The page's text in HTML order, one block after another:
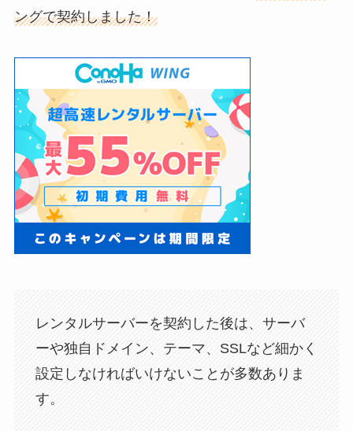
ングで契約しました！
レンタルサーバーを契約した後は、サーバ
ーや独自ドメイン、テーマ、SSLなど細かく
設定しなければいけないことが多数ありま
す。